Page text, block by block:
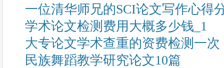
一位清华师兄的SCI论文写作心得
学术论文检测费用大概多少钱_1
大专论文学术查重的资费检测一次
民族舞蹈教学研究论文10篇